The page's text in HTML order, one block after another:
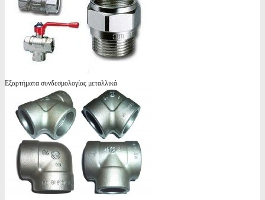
Εξαρτήματα συνδεσμολογίας μεταλλικά